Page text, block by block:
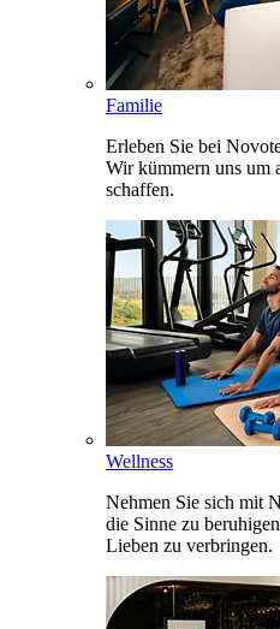
Familie
Erleben Sie bei
Wir kümmern uns um
schaffen.
Wellness
Nehmen Sie sich mit
die Sinne zu
Lieben zu verbringen.